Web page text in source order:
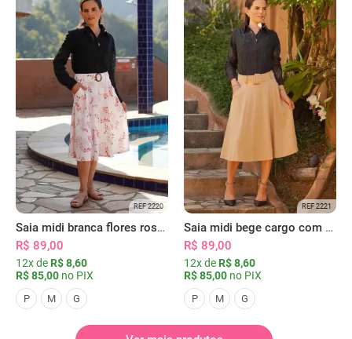
REF 2220
Saia midi branca flores rosas com bolsos
R$ 89,00
12x de R$ 8,60
R$ 85,00 no PIX
P M G
REF 2221
Saia midi bege cargo com bolsos
R$ 89,00
12x de R$ 8,60
R$ 85,00 no PIX
P M G